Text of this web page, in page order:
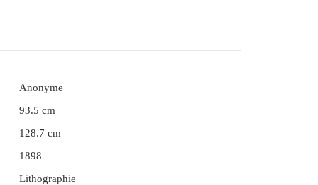
Anonyme
93.5 cm
128.7 cm
1898
Lithographie